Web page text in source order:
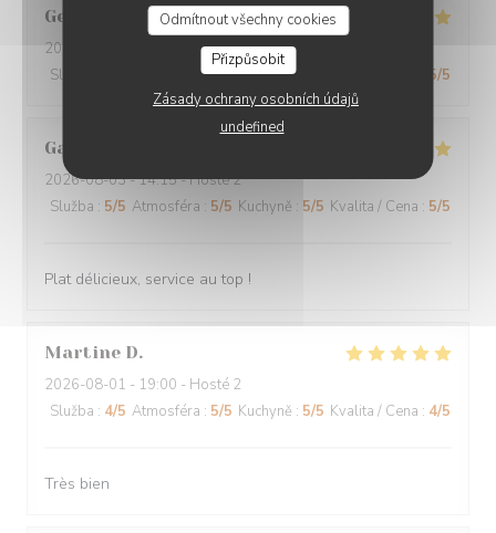
Odmítnout všechny cookies
Přizpůsobit
Zásady ochrany osobních údajů
undefined
Georges
2026-08-05
- 12:00 - Hosté 2
Služba
:4/5 Kuchyně: 5/5
Gaëtan
2026-08-03- 14:15 - Hosté 2
Služba : 5/5 Atmosféra : 5/5 Kuchyně : 5/5 Kvalita / Cena : 5/5
Plat délicieux, service au top !
Martine D
2026-08-01 - 19:00 - Hosté 2
Služba : 4/5 Atmosféra : 5/5 Kuchyně : 5/5 Kvalita / Cena : 4/5
Très bien